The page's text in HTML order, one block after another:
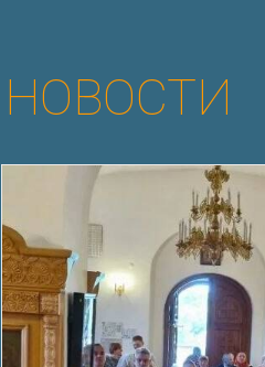
НОВОСТИ